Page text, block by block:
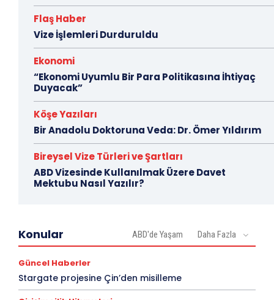
Flaş Haber
Vize İşlemleri Durduruldu
Ekonomi
“Ekonomi Uyumlu Bir Para Politikasına İhtiyaç
Duyacak”
Köşe Yazıları
Bir Anadolu Doktoruna Veda: Dr. Ömer Yıldırım
Bireysel Vize Türleri ve Şartları
ABD Vizesinde Kullanılmak Üzere Davet
Mektubu Nasıl Yazılır?
Konular ABD'de Yaşam Daha Fazla
Güncel Haberler
Stargate projesine Çin’den misilleme